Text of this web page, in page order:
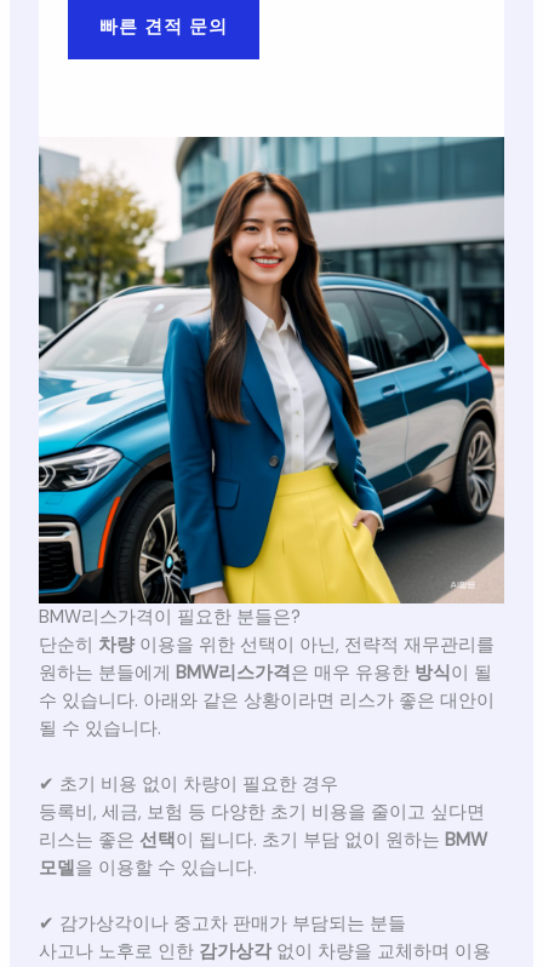
빠른 견적 문의
BMW리스가격이 필요한 분들은?
단순히 차량이용을 위한 선택이 아닌, 전략적 재무관리를
원하는 분들에게 BMW리스가격 은 매우 유용한 방식이 될
수 있습니다. 아래와 같은 상황이라면 리스가 좋은 대안이
될 수 있습니다.
✔ 초기 비용 없이 차량이 필요한 경우
등록비, 세금, 보험 등 다양한 초기 비용을 줄이고 싶다면
리스는 좋은 선택 이 됩니다. 초기 부담 없이 원하는 BMW
모델을 이용할 수 있습니다.
✔ 감가상각이나 중고차 판매가 부담되는 분들
사고나 노후로 인한 감가상각없이 차량을 교체하며 이용